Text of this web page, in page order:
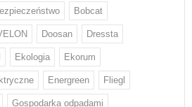
Bobcat
Doosan Dressta
Ekologia Ekorum
Energreen Fliegl
Gospodarka odpadami